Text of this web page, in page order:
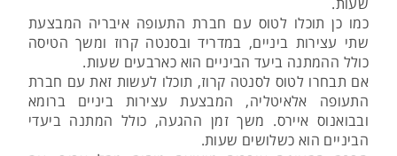
כמו כן תוכלו לטוס עם חברת התעופה איבריה המבצעת
שתי עצירות ביניים, במדריד ובסנטה קרוז ומשך הטיסה
כולל ההמתנה ביעד הביניים הוא כארבעים שעות.
אם תבחרו לטוס לסנטה קרוז, תוכלו לעשות זאת עם חברת
התעופה אלאיטליה, המבצעת עצירות ביניים ברומא
ובבואנוס איירס. משך זמן ההגעה, כולל המתנה ביעדי
הביניים הוא כשלושים שעות.